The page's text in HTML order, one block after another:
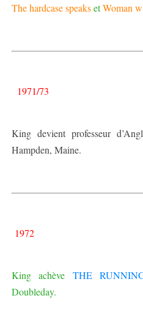
The hardcase speaksetWoman
1971/73
King devient professeur
Hampden, Maine.
1972
King achève THE
Doubleday.